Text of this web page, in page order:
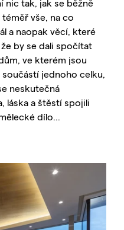
nic tak, jak se běžně
vše, na co
a naopak věcí, které
by se dali spočítat
ve kterém jsou
jednoho celku,
neskutečná
láska a štěstí spojili
dílo...